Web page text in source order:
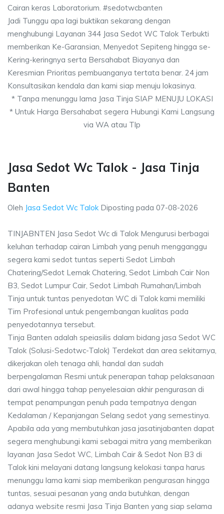
Cairan keras Laboratorium. #sedotwcbanten
Jadi Tunggu apa lagi buktikan sekarang dengan
menghubungi Layanan 344 Jasa Sedot WC Talok Terbukti
memberikan Ke-Garansian, Menyedot Sepiteng hingga se-
Kering-keringnya serta Bersahabat Biayanya dan
Keresmian Prioritas pembuanganya tertata benar. 24 jam
Konsultasikan kendala dan kami siap menuju lokasinya.
* Tanpa menunggu lama Jasa Tinja SIAP MENUJU LOKASI
* Untuk Harga Bersahabat segera Hubungi Kami Langsung
via WA atau Tlp
Jasa Sedot Wc Talok - Jasa Tinja
Banten
Oleh Jasa Sedot Wc Talok Diposting pada 07-08-2026
TINJABNTEN Jasa Sedot Wc di Talok Mengurusi berbagai
keluhan terhadap cairan Limbah yang penuh mengganggu
segera kami sedot tuntas seperti Sedot Limbah
Chatering/Sedot Lemak Chatering, Sedot Limbah Cair Non
B3, Sedot Lumpur Cair, Sedot Limbah Rumahan/Limbah
Tinja untuk tuntas penyedotan WC di Talok kami memiliki
Tim Profesional untuk pengembangan kualitas pada
penyedotannya tersebut.
Tinja Banten adalah speiasilis dalam bidang jasa Sedot WC
Talok (Solusi-Sedotwc-Talok) Terdekat dan area sekitarnya,
dikerjakan oleh tenaga ahli, handal dan sudah
berpengalaman Resmi untuk penerapan tahap pelaksanaan
dari awal hingga tahap penyelesaian akhir pengurasan di
tempat penampungan penuh pada tempatnya dengan
Kedalaman / Kepanjangan Selang sedot yang semestinya.
Apabila ada yang membutuhkan jasa jasatinjabanten dapat
segera menghubungi kami sebagai mitra yang memberikan
layanan Jasa Sedot WC, Limbah Cair & Sedot Non B3 di
Talok kini melayani datang langsung kelokasi tanpa harus
menunggu lama kami siap memberikan pengurasan hingga
tuntas, sesuai pesanan yang anda butuhkan, dengan
adanya website resmi Jasa Tinja Banten yang siap selama